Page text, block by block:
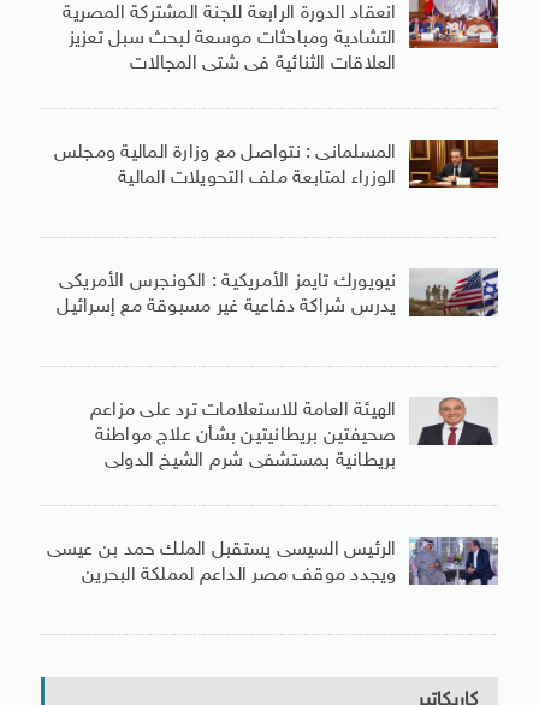
انعقاد الدورة الرابعة للجنة المشتركة المصرية
التشادية ومباحثات موسعة لبحث سبل تعزيز
العلاقات الثنائية فى شتى المجالات
المسلمانى : نتواصل مع وزارة المالية ومجلس
الوزراء لمتابعة ملف التحويلات المالية
نيويورك تايمز الأمريكية : الكونجرس الأمريكى
يدرس شراكة دفاعية غير مسبوقة مع إسرائيل
الهيئة العامة للاستعلامات ترد على مزاعم
صحيفتين بريطانيتين بشأن علاج مواطنة
بريطانية بمستشفى شرم الشيخ الدولى
الرئيس السيسى يستقبل الملك حمد بن عيسى
ويجدد موقف مصر الداعم لمملكة البحرين